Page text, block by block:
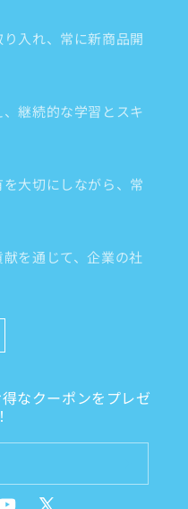
入れ、常に新商品開
継続的な学習とスキ
大切にしながら、常
を通じて、企業の社
なクーポンをプレゼ